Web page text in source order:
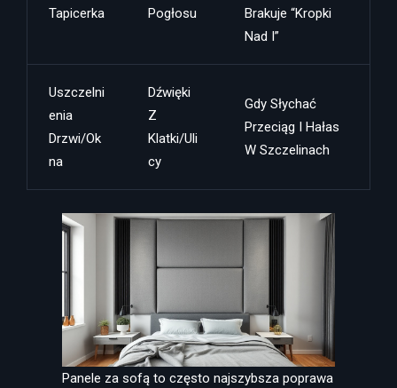
Tapicerka
Pogłosu
Brakuje “kropki
Nad I”
Uszczelni
Enia
Drzwi/ok
Na
Dźwięki
Z
Klatki/uli
Cy
Gdy Słychać
Przeciąg I Hałas
W Szczelinach
Panele za sofą to często najszybsza poprawa